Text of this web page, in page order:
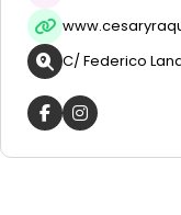
C/ Federico